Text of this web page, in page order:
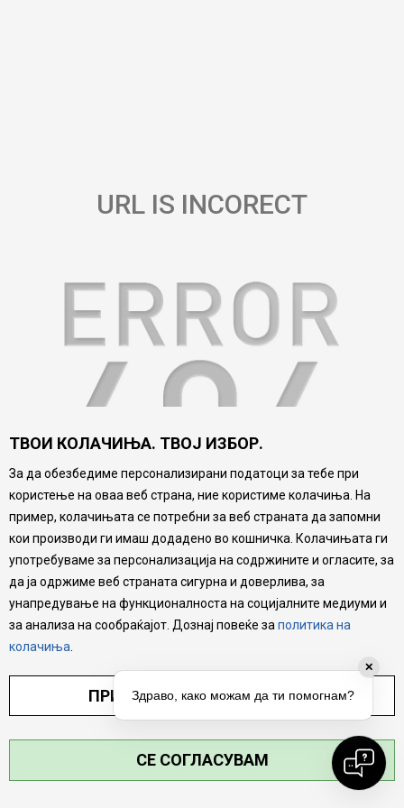
URL IS INCORECT
website:https://www.mytime.mk
GO TO HOME
ТВОИ КОЛАЧИЊА. ТВОЈ ИЗБОР.
За да обезбедиме персонализирани податоци за тебе при
користење на оваа веб страна, ние користиме колачиња. На
пример, колачињата се потребни за веб страната да запомни
кои производи ги имаш додадено во кошничка. Колачињата ги
употребуваме за персонализација на содржините и огласите, за
да ја одржиме веб страната сигурна и доверлива, за
унапредување на функционалноста на социјалните медиуми и
за анализа на сообраќајот. Дознај повеќе за политика на
колачиња
ПРИЛАГОДИ ПОСТАВУВАЊА
СЕ СОГЛАСУВАМ
✕
Здраво, како можам да ти помогнам?